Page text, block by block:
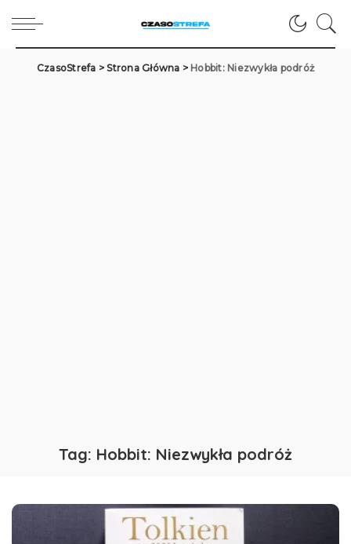
CzasoStrefa >Strona Główna > Hobbit: Niezwykła podróż
Tag: Hobbit: Niezwykła podróż